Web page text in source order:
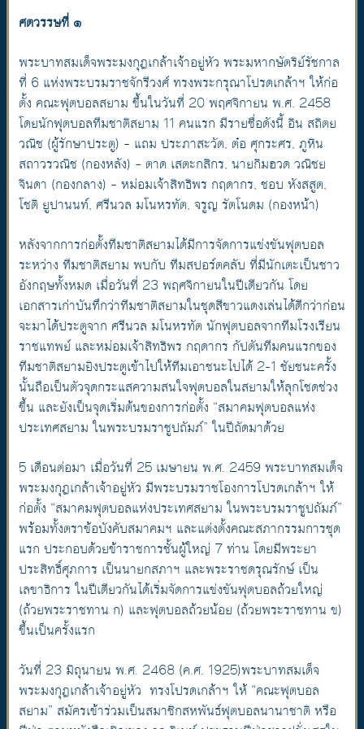
ศตวรรษที่ ๑
พระบาทสมเด็จพระมงกุฎเกล้าเจ้าอยู่หัว พระมหากษัตริย์รัชกาล
ที่ 6 แห่งพระบรมราชจักรีวงศ์ ทรงพระกรุณาโปรดเกล้าฯ ให้ก่อ
ตั้ง คณะฟุตบอลสยาม ขึ้นในวันที่ 20 พฤศจิกายน พ.ศ. 2458
โดยนักฟุตบอลทีมชาติสยาม 11 คนแรก มีรายชื่อดังนี้ อิน สถิตย
วณิช (ผู้รักษาประตู) – แถม ประภาสะวัต, ต๋อ ศุกระศร, ภูหิน
สถาวรวณิช (กองหลัง) – ตาด เสตะกสิกร, นายกิมฮวด วณิชย
จินดา (กองกลาง) – หม่อมเจ้าสิทธิพร กฤดากร, ชอบ หังสสูต,
โชติ ยูปานนท์, ศรีนวล มโนหรทัต, จรูญ รัตโนดม (กองหน้า)
หลังจากการก่อตั้งทีมชาติสยามได้มีการจัดการแข่งขันฟุตบอล
ระหว่าง ทีมชาติสยาม พบกับ ทีมสปอร์ตคลับ ที่มีนักเตะเป็นชาว
อังกฤษทั้งหมด เมื่อวันที่ 23 พฤศจิกายนในปีเดียวกัน โดย
เอกสารเก่าบันทึกว่าทีมชาติสยามในชุดสีขาวแดงเล่นได้ดีกว่าก่อน
จะมาได้ประตูจาก ศรีนวล มโนหรทัต นักฟุตบอลจากทีมโรงเรียน
ราชแทพย์ และหม่อมเจ้าสิทธิพร กฤดากร กัปตันทีมคนแรกของ
ทีมชาติสยามยิงประตูเข้าไปให้ทีมเอาชนะไปได้ 2-1 ชัยชนะครั้ง
นั้นถือเป็นตัวจุดกระแสความสนใจฟุตบอลในสยามให้ลุกโชดช่วง
ขึ้น และยังเป็นจุดเริ่มต้นของการก่อตั้ง “สมาคมฟุตบอลแห่ง
ประเทศสยาม ในพระบรมราชูปถัมภ์” ในปีถัดมาด้วย
5 เดือนต่อมา เมื่อวันที่ 25 เมษายน พ.ศ. 2459 พระบาทสมเด็จ
พระมงกุฎเกล้าเจ้าอยู่หัว มีพระบรมราชโองการโปรดเกล้าฯ ให้
ก่อตั้ง “สมาคมฟุตบอลแห่งประเทศสยาม ในพระบรมราชูปถัมภ์”
พร้อมทั้งตราข้อบังคับสมาคมฯ และแต่งตั้งคณะสภากรรมการชุด
แรก ประกอบด้วยข้าราชการชั้นผู้ใหญ่ 7 ท่าน โดยมีพระยา
ประสิทธิ์ศุภการ เป็นนายกสภาฯ และพระราชดรุณรักษ์ เป็น
เลขาธิการ ในปีเดียวกันได้เริ่มจัดการแข่งขันฟุตบอลถ้วยใหญ่
(ถ้วยพระราชทาน ก) และฟุตบอลถ้วยน้อย (ถ้วยพระราชทาน ข)
ขึ้นเป็นครั้งแรก
วันที่ 23 มิถุนายน พ.ศ. 2468 (ค.ศ. 1925)พระบาทสมเด็จ
พระมงกุฎเกล้าเจ้าอยู่หัว ทรงโปรดเกล้าฯ ให้ “คณะฟุตบอล
สยาม” สมัครเข้าร่วมเป็นสมาชิกสหพันธ์ฟุตบอลนานาชาติ หรือ